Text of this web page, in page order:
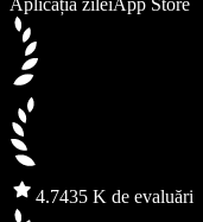
Aplicația zileiApp Store
4.7435 K de evaluări